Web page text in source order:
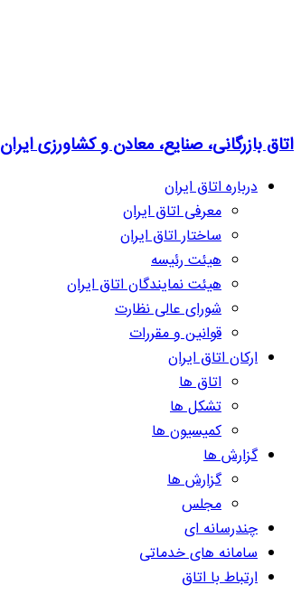
اتاق بازرگانی، صنایع، معادن و کشاورزی ایران
درباره اتاق ایران
معرفی اتاق ایران
ساختار اتاق ایران
هیئت رئیسه
هیئت نمایندگان اتاق ایران
شورای عالی نظارت
قوانین و مقررات
ارکان اتاق ایران
اتاق ها
تشکل ها
کمیسیون ها
گزارش ها
گزارش ها
مجلس
چندرسانه ای
سامانه های خدماتی
ارتباط با اتاق